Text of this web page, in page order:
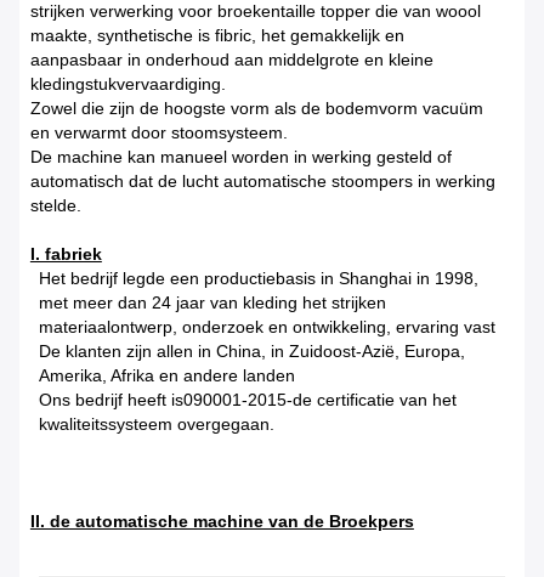
strijken verwerking voor broekentaille topper die van woool
maakte, synthetische is fibric, het gemakkelijk en
aanpasbaar in onderhoud aan middelgrote en kleine
kledingstukvervaardiging.
Zowel die zijn de hoogste vorm als de bodemvorm vacuüm
en verwarmt door stoomsysteem.
De machine kan manueel worden in werking gesteld of
automatisch dat de lucht automatische stoompers in werking
stelde.
I. fabriek
Het bedrijf legde een productiebasis in Shanghai in 1998,
met meer dan 24 jaar van kleding het strijken
materiaalontwerp, onderzoek en ontwikkeling, ervaring vast
De klanten zijn allen in China, in Zuidoost-Azië, Europa,
Amerika, Afrika en andere landen
Ons bedrijf heeft is090001-2015-de certificatie van het
kwaliteitssysteem overgegaan.
II. de automatische machine van de Broekpers